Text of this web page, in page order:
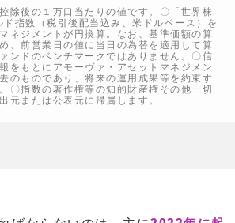
除後の１万口当たりの値です。〇「世界株
指数（税引後配当込み、米ドルベース）を
ネジメントが円換算。なお、基準価額の算
、前営業日の値に当日の為替を適用して算
ンドのベンチマークではありません。〇信
をもとにアモーヴァ・アセットマネジメン
のものであり、将来の運用成果等を約束す
〇指数の著作権等の知的財産権その他一切
元または公表元に帰属します。